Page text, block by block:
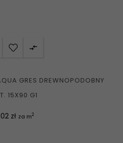

GRES DREWNOPODOBNY
15X90 G1
zł za m2